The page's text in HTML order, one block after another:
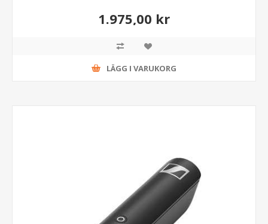
1.975,00 kr
LÄGG I VARUKORG